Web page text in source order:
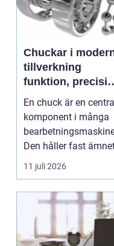
Chuckar i
tillverkning
funktion,
och smarta val
En chuck är en
komponent i många
Den håller fast
eller verktyget...
11 juli 2026